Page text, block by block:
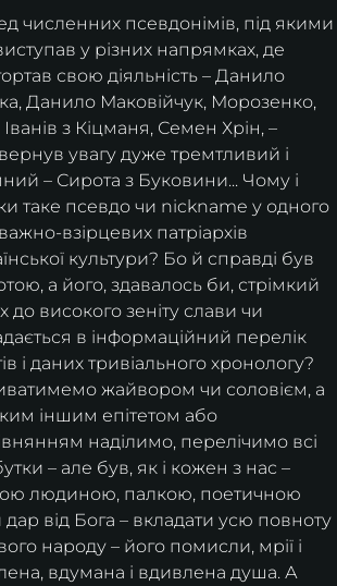
численних псевдонімів, під якими
у різних напрямках, де
свою діяльність – Данило
Данило Маковійчук, Морозенко,
Іванів з Кіцманя, Семен Хрін, –
увагу дуже тремтливий і
– Сирота з Буковини... Чому і
таке псевдо чи nickname у одного
взірцевих патріархів
культури? Бо й справді був
а його, здавалось би, стрімкий
до високого зеніту слави чи
в інформаційний перелік
і даних тривіального хронологу?
жайвором чи соловієм, а
іншим епітетом або
наділимо, перелічимо всі
– але був, як і кожен з нас –
людиною, палкою, поетичною
від Бога – вкладати усю повноту
народу – його помисли, мрії і
вдумана і вдивлена душа. А